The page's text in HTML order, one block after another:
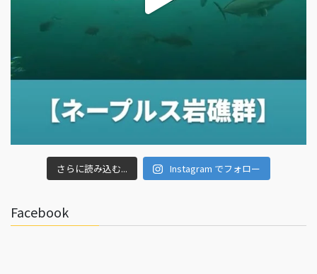
さらに読み込む... Instagram でフォロー
Facebook